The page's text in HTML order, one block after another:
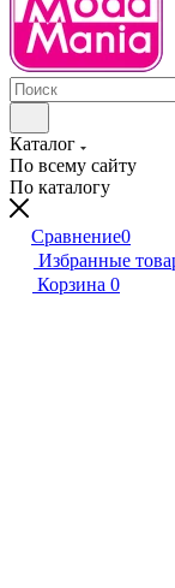
Каталог
По всему сайту
По каталогу
Сравнение0
Избранные
Корзина 0